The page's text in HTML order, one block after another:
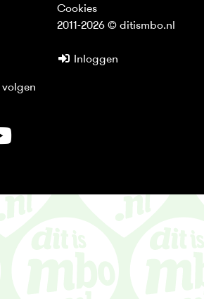
Cookies
2011-2026 © ditismbo.nl
Inloggen
volgen